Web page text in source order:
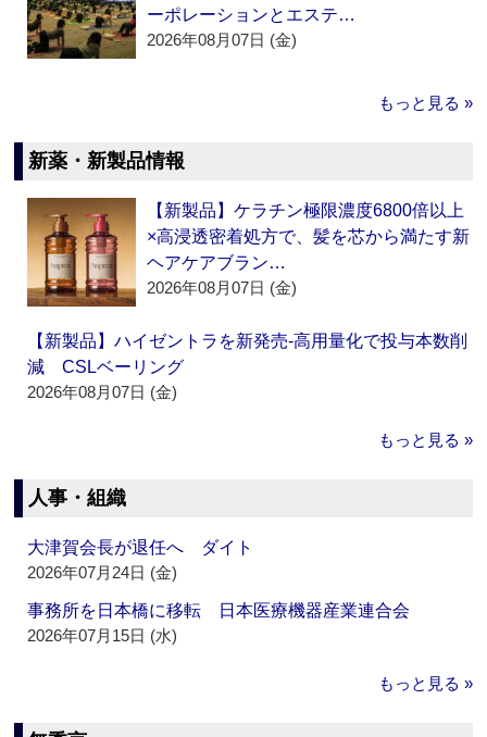
ーポレーションとエステ…
2026年08月07日 (金)
もっと見る »
新薬・新製品情報
【新製品】ケラチン極限濃度6800倍以上
×高浸透密着処方で、髪を芯から満たす新
ヘアケアブラン…
2026年08月07日 (金)
【新製品】ハイゼントラを新発売‐高用量化で投与本数削
減 CSLベーリング
2026年08月07日 (金)
もっと見る »
人事・組織
大津賀会長が退任へ ダイト
2026年07月24日 (金)
事務所を日本橋に移転 日本医療機器産業連合会
2026年07月15日 (水)
もっと見る »